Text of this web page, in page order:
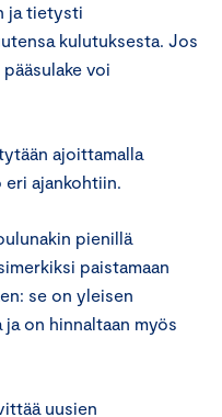
ja tietysti
kulutuksesta. Jos
voi
ajoittamalla
ajankohtiin.
pienillä
paistamaan
se on yleisen
on hinnaltaan myös
uusien